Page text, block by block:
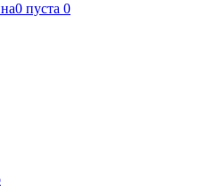
0 пуста 0